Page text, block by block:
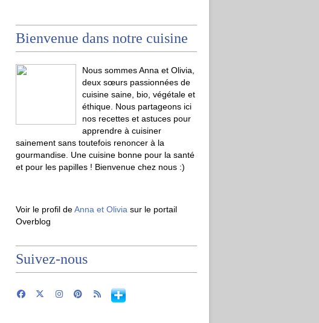
Bienvenue dans notre cuisine
Nous sommes Anna et Olivia,
deux sœurs passionnées de
cuisine saine, bio, végétale et
éthique. Nous partageons ici
nos recettes et astuces pour
apprendre à cuisiner
sainement sans toutefois renoncer à la
gourmandise. Une cuisine bonne pour la santé
et pour les papilles ! Bienvenue chez nous :)
Voir le profil deAnna et Olivia sur le portail
Overblog
Suivez-nous